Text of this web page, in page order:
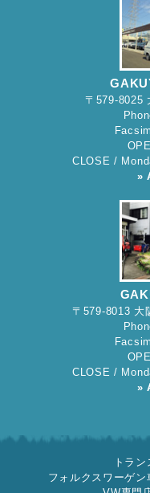
〒579-8025
CLOSE /
»
〒579-8013 大
CLOSE /
»
トラ
フォルクスワーゲ